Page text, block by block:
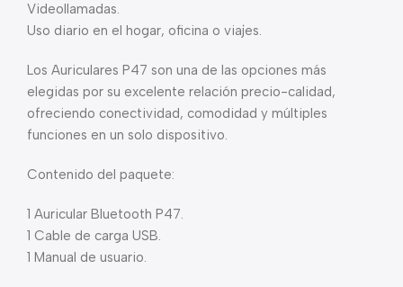
Videollamadas.
Uso diario en el hogar, oficina o viajes.
Los Auriculares P47 son una de las opciones más
elegidas por su excelente relación precio-calidad,
ofreciendo conectividad, comodidad y múltiples
funciones en un solo dispositivo.
Contenido del paquete:
1 Auricular Bluetooth P47.
1 Cable de carga USB.
1 Manual de usuario.